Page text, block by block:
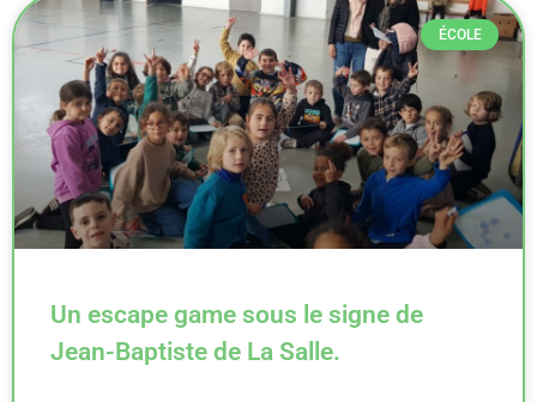
ÉCOLE
Un escape game sous le signe de
Jean-Baptiste de La Salle.